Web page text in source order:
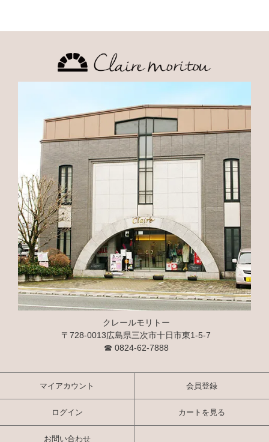
クレールモリトー
〒728-0013広島県三次市十日市東1-5-7
☎ 0824-62-7888
マイアカウント 会員登録
ログイン カートを見る
お問い合わせ